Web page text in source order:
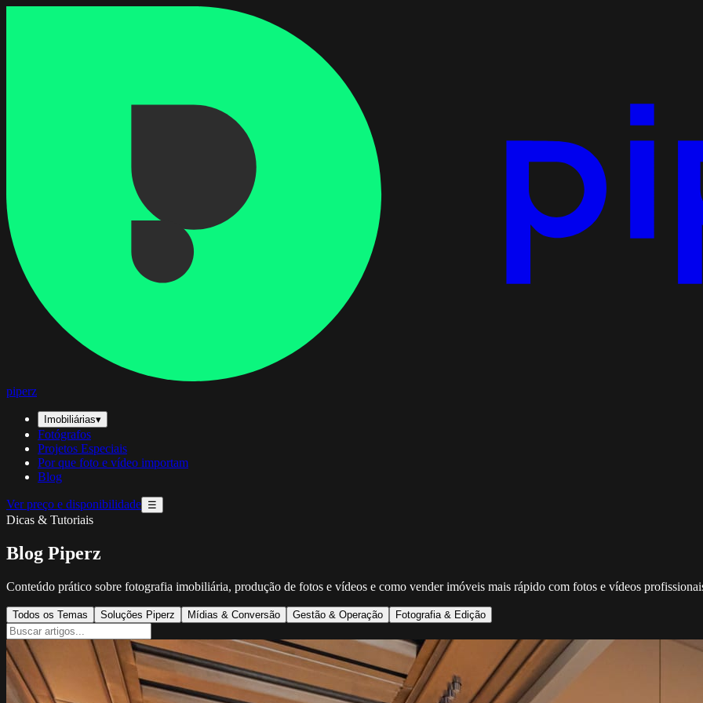
piperz
Imobiliárias▾
Fotógrafos
Projetos Especiais
Por que foto e vídeo importam
Blog
Ver preço e disponibilidade ☰
Dicas & Tutoriais
Blog Piperz
Conteúdo prático sobre fotografia imobiliária, produção de fotos e vídeos e como vender imóveis mais rápido com fotos e vídeos
Todos os Temas Soluções Piperz Mídias & Conversão Gestão & Operação Fotografia & Edição